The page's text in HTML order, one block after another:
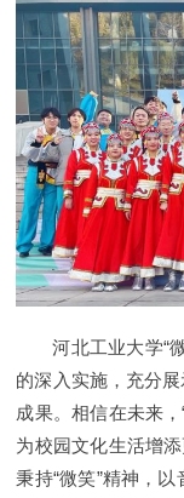
河北工业大学“
的深入实施，充分
成果。相信在未来
为校园文化生活增
秉持“微笑”精神，